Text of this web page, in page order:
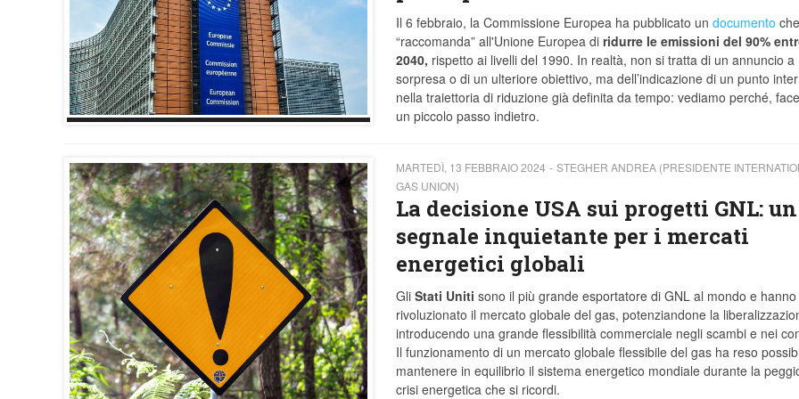
Il 6 febbraio, la Commissione Europea ha pubblicato un documento che
“raccomanda” all'Unione Europea di ridurre le emissioni del 90%
2040, rispetto ai livelli del 1990. In realtà, non si tratta di un annuncio a
sorpresa o di un ulteriore obiettivo, ma dell’indicazione di un punto
nella traiettoria di riduzione già definita da tempo: vediamo perché,
un piccolo passo indietro.
MARTEDÌ, 13 FEBBRAIO 2024
STEGHER ANDREA (PRESIDENTE
GAS UNION)
La decisione USA sui progetti GNL: un
segnale inquietante per i mercati
energetici globali
Gli Stati Uniti sono il più grande esportatore di GNL al mondo e hanno
rivoluzionato il mercato globale del gas, potenziandone la
introducendo una grande flessibilità commerciale negli scambi e nei
Il funzionamento di un mercato globale flessibile del gas ha reso
mantenere in equilibrio il sistema energetico mondiale durante la
crisi energetica che si ricordi.